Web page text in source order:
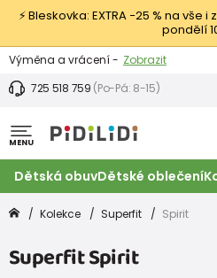
⚡ Bleskovka: EXTRA −25 % na vše
pondělí
Výměna a vrácení - Zobrazit
Sleva 100 Kč na první nákup -
725 518 759 (Po-Pá: 8-15)
MENU
Dětská obuvDětské oblečení
Kolekce Superfit Spirit
Superfit Spirit